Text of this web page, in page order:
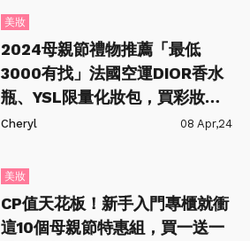
美妝
2024母親節禮物推薦「最低
3000有找」法國空運DIOR香水
瓶、YSL限量化妝包，買彩妝保
養組合就送！
Cheryl 08 Apr,24
美妝
CP值天花板！新手入門專櫃就衝
這10個母親節特惠組，買一送一